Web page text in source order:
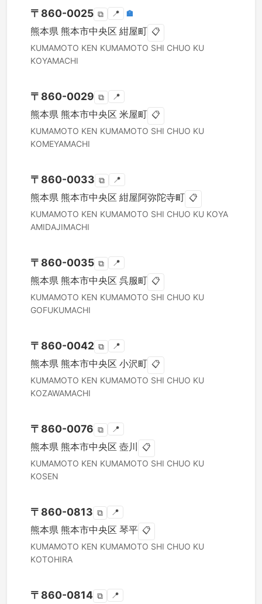
〒 860-0025 ⧉ 📍 🏣
熊本県 熊本市中央区 紺屋町 📋
KUMAMOTO KEN KUMAMOTO SHI CHUO KU
KOYAMACHI
〒 860-0029 ⧉ 📍
熊本県 熊本市中央区 米屋町 📋
KUMAMOTO KEN KUMAMOTO SHI CHUO KU
KOMEYAMACHI
〒 860-0033 ⧉ 📍
熊本県 熊本市中央区 紺屋阿弥陀寺町 📋
KUMAMOTO KEN KUMAMOTO SHI CHUO KU KOYA
AMIDAJIMACHI
〒 860-0035 ⧉ 📍
熊本県 熊本市中央区 呉服町 📋
KUMAMOTO KEN KUMAMOTO SHI CHUO KU
GOFUKUMACHI
〒 860-0042 ⧉ 📍
熊本県 熊本市中央区 小沢町 📋
KUMAMOTO KEN KUMAMOTO SHI CHUO KU
KOZAWAMACHI
〒 860-0076 ⧉ 📍
熊本県 熊本市中央区 壺川 📋
KUMAMOTO KEN KUMAMOTO SHI CHUO KU
KOSEN
〒 860-0813 ⧉ 📍
熊本県 熊本市中央区 琴平 📋
KUMAMOTO KEN KUMAMOTO SHI CHUO KU
KOTOHIRA
〒 860-0814 ⧉ 📍